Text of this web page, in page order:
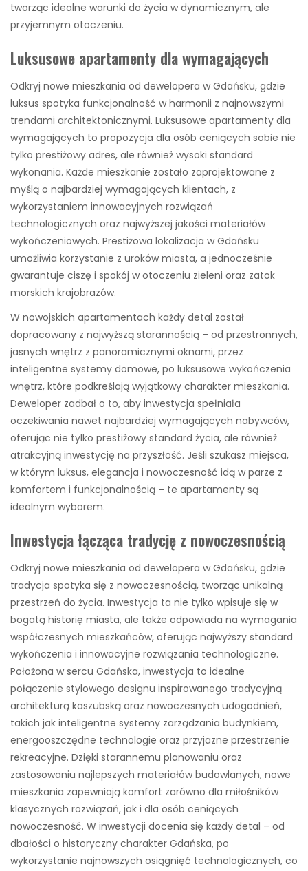
tworząc idealne warunki do życia w dynamicznym, ale
przyjemnym otoczeniu.
Luksusowe apartamenty dla wymagających
Odkryj nowe mieszkania od dewelopera w Gdańsku, gdzie
luksus spotyka funkcjonalność w harmonii z najnowszymi
trendami architektonicznymi. Luksusowe apartamenty dla
wymagających to propozycja dla osób ceniących sobie nie
tylko prestiżowy adres, ale również wysoki standard
wykonania. Każde mieszkanie zostało zaprojektowane z
myślą o najbardziej wymagających klientach, z
wykorzystaniem innowacyjnych rozwiązań
technologicznych oraz najwyższej jakości materiałów
wykończeniowych. Prestiżowa lokalizacja w Gdańsku
umożliwia korzystanie z uroków miasta, a jednocześnie
gwarantuje ciszę i spokój w otoczeniu zieleni oraz zatok
morskich krajobrazów.
W nowojskich apartamentach każdy detal został
dopracowany z najwyższą starannością – od przestronnych,
jasnych wnętrz z panoramicznymi oknami, przez
inteligentne systemy domowe, po luksusowe wykończenia
wnętrz, które podkreślają wyjątkowy charakter mieszkania.
Deweloper zadbał o to, aby inwestycja spełniała
oczekiwania nawet najbardziej wymagających nabywców,
oferując nie tylko prestiżowy standard życia, ale również
atrakcyjną inwestycję na przyszłość. Jeśli szukasz miejsca,
w którym luksus, elegancja i nowoczesność idą w parze z
komfortem i funkcjonalnością – te apartamenty są
idealnym wyborem.
Inwestycja łącząca tradycję z nowoczesnością
Odkryj nowe mieszkania od dewelopera w Gdańsku, gdzie
tradycja spotyka się z nowoczesnością, tworząc unikalną
przestrzeń do życia. Inwestycja ta nie tylko wpisuje się w
bogatą historię miasta, ale także odpowiada na wymagania
współczesnych mieszkańców, oferując najwyższy standard
wykończenia i innowacyjne rozwiązania technologiczne.
Położona w sercu Gdańska, inwestycja to idealne
połączenie stylowego designu inspirowanego tradycyjną
architekturą kaszubską oraz nowoczesnych udogodnień,
takich jak inteligentne systemy zarządzania budynkiem,
energooszczędne technologie oraz przyjazne przestrzenie
rekreacyjne. Dzięki starannemu planowaniu oraz
zastosowaniu najlepszych materiałów budowlanych, nowe
mieszkania zapewniają komfort zarówno dla miłośników
klasycznych rozwiązań, jak i dla osób ceniących
nowoczesność. W inwestycji docenia się każdy detal – od
dbałości o historyczny charakter Gdańska, po
wykorzystanie najnowszych osiągnięć technologicznych, co